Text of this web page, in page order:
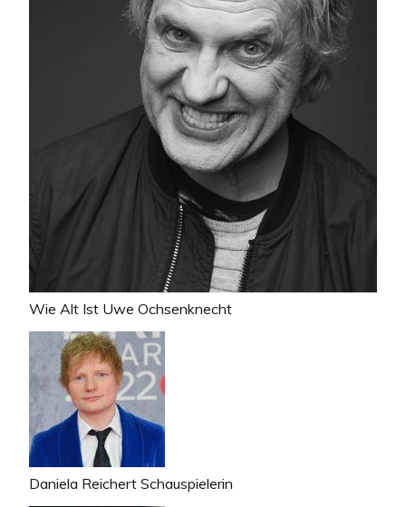
Wie Alt Ist Uwe Ochsenknecht
Daniela Reichert Schauspielerin